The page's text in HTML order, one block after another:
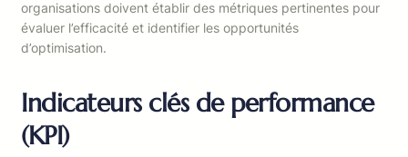
organisations doivent établir des métriques pertinentes pour
évaluer l’efficacité et identifier les opportunités
d’optimisation.
Indicateurs clés de performance
(KPI)